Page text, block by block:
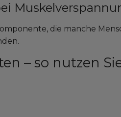
die manche
– so nutzen